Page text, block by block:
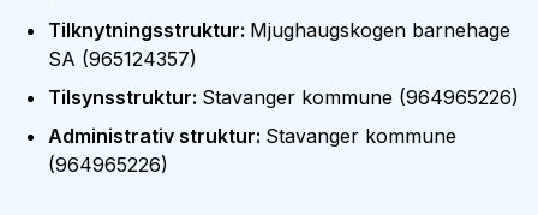
Tilknytningsstruktur: Mjughaugskogen barnehage
SA (965124357)
Tilsynsstruktur: Stavanger kommune (964965226)
Administrativ struktur: Stavanger kommune
(964965226)